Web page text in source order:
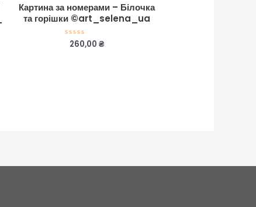
Картина за номерами – Білочка
та горішки ©art_selena_ua
Оцінено
260,00 ₴